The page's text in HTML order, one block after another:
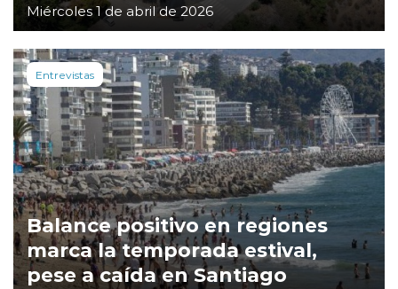
Miércoles 1 de abril de 2026
Entrevistas
Balance positivo en regiones
marca la temporada estival,
pese a caída en Santiago